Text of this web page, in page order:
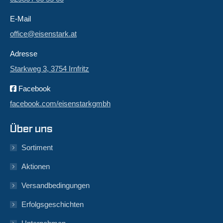
E-Mail
office@eisenstark.at
Adresse
Starkweg 3, 3754 Irnfritz
Facebook
facebook.com/eisenstarkgmbh
Über uns
Sortiment
Aktionen
Versandbedingungen
Erfolgsgeschichten